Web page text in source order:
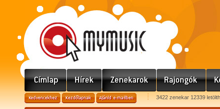
3422 zenekar 12339